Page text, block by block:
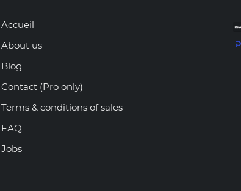
Accueil
About us
Blog
Contact (Pro only)
Terms & conditions of sales
FAQ
Jobs